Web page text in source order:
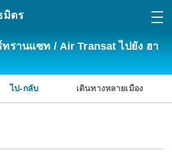
มิตร
ทรานแซท / Air Transat ไปยัง ฮา
ไป-กลับ เดินทางหลายเมือง